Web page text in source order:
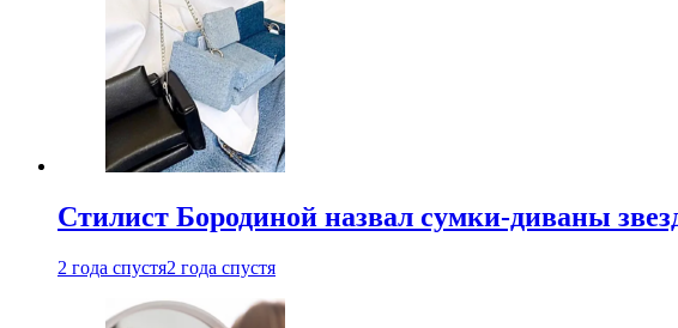
Стилист Бородиной назвал сумки-диваны
2 года спустя2 года спустя